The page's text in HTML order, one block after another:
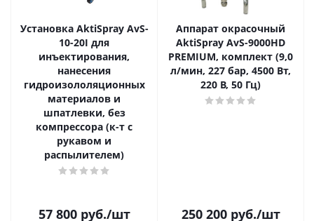
Установка AktiSpray AvS-
10-20I для
инъектирования,
нанесения
гидроизололяционных
материалов и
шпатлевки, без
компрессора (к-т с
рукавом и
распылителем)
57 800руб./шт
Аппарат окрасочный
AktiSpray AvS-9000HD
PREMIUM, комплект (9,0
л/мин, 227 бар, 4500 Вт,
220 В, 50 Гц)
250 200руб./шт